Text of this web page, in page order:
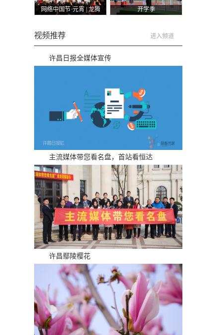
网络中国节·元宵 | 龙腾
开学季
视频推荐 进入频道
许昌日报全媒体宣传
主流媒体带您看名盘，首站看恒达
许昌鄢陵樱花